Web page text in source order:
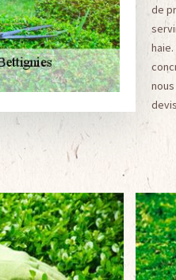
de